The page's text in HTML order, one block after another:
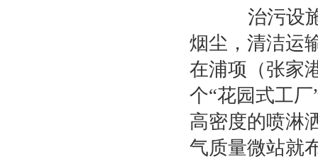
治污设施
烟尘，清洁运
在浦项（张家
个“花园式工
高密度的喷淋
气质量微站就